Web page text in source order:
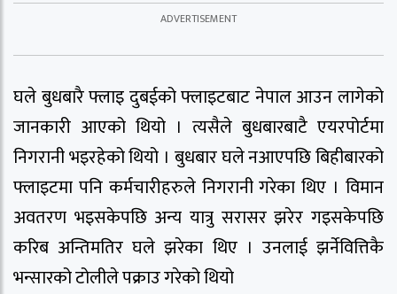
घले बुधबारै फ्लाइ दुबईको फ्लाइटबाट नेपाल आउन लागेको
जानकारी आएको थियो । त्यसैले बुधबारबाटै एयरपोर्टमा
निगरानी भइरहेको थियो । बुधबार घले नआएपछि बिहीबारको
फ्लाइटमा पनि कर्मचारीहरुले निगरानी गरेका थिए । विमान
अवतरण भइसकेपछि अन्य यात्रु सरासर झरेर गइसकेपछि
करिब अन्तिमतिर घले झरेका थिए । उनलाई झर्नेवित्तिकै
भन्सारको टोलीले पक्राउ गरेको थियो